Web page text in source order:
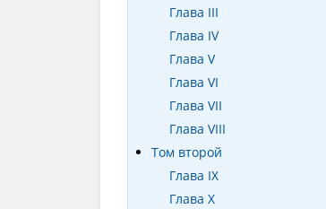
Глава III
Глава IV
Глава V
Глава VI
Глава VII
Глава VIII
Том второй
Глава IX
Глава X